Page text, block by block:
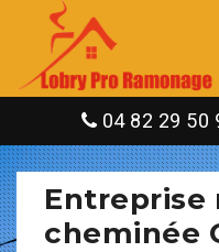
04 82 29 50
Entreprise
cheminée